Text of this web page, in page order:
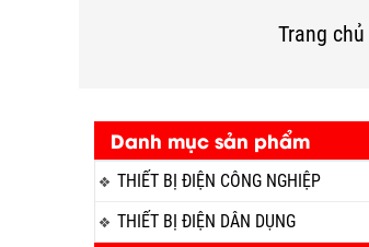
Trang chủ
Danh mục sản phẩm
THIẾT BỊ ĐIỆN CÔNG NGHIỆP
THIẾT BỊ ĐIỆN DÂN DỤNG